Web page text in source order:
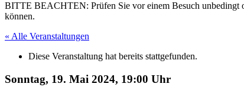
BITTE BEACHTEN: Prüfen Sie vor einem Besuch unbedingt
können.
« Alle Veranstaltungen
Diese Veranstaltung hat bereits stattgefunden.
Sonntag, 19. Mai 2024, 19:00 Uhr